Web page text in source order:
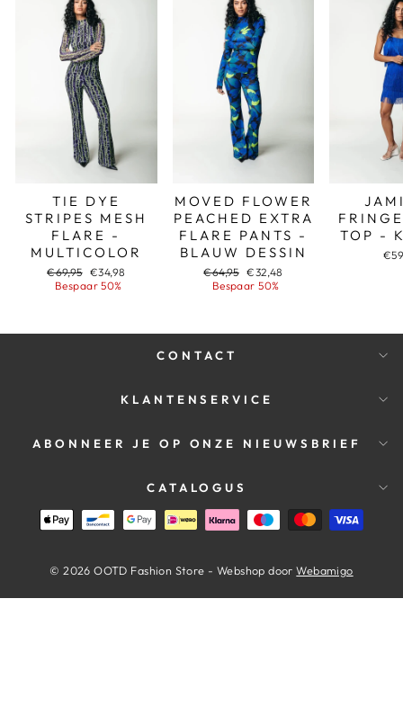
TIE DYE
STRIPES MESH
FLARE -
MULTICOLOR
Adviesprijs
€69,95 Aanbiedingsprijs
€34,98
Bespaar 50%
MOVED FLOWER
PEACHED EXTRA
FLARE PANTS -
BLAUW DESSIN
Adviesprijs
€64,95 Aanbiedingsprijs
€32,48
Bespaar 50%
TOP -
CONTACT
KLANTENSERVICE
ABONNEER JE OP ONZE NIEUWSBRIEF
CATALOGUS
© 2026 OOTD Fashion Store - Webshop doorWebamigo